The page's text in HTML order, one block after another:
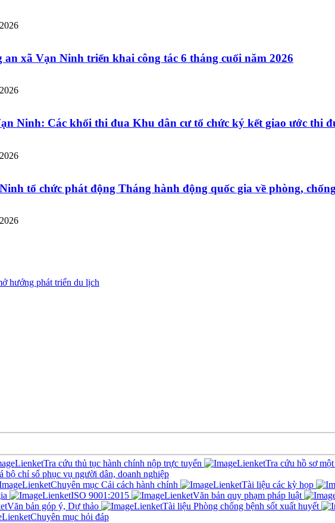
an xã Vạn Ninh triển khai công tác 6 tháng cuối năm 2026
Ninh: Các khối thi đua Khu dân cư tổ chức ký kết giao ước thi
tổ chức phát động Tháng hành động quốc gia về phòng,
hướng phát triển du lịch
Tra cứu thủ tục hành chính nộp trực tuyến Tra cứu hồ sơ
bộ chỉ sổ phục vụ người dân, doanh nghiệp
Chuyên mục Cải cách hành chính Tài liệu các kỳ họp
ISO 9001:2015 Văn bản quy phạm pháp luật
Văn bản góp ý, Dự thảo Tài liệu Phòng chống bệnh sốt xuất huyết
Chuyên mục hỏi đáp